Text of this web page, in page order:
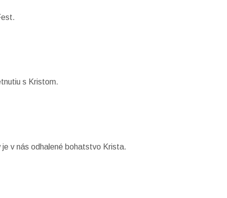
s Kristom.
v nás odhalené bohatstvo Krista.